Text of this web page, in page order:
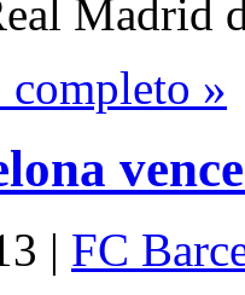
Madrid
»
| FC